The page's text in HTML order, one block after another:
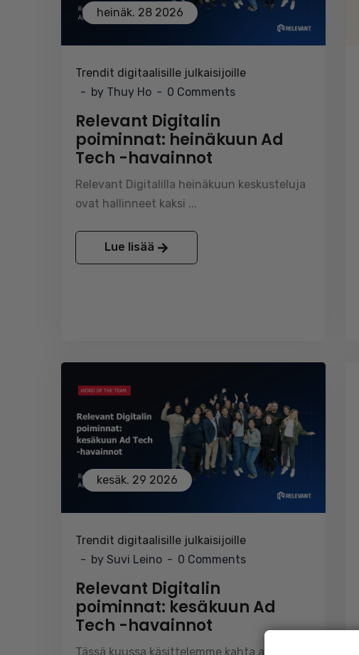
heinäk. 28 2026
Trendit digitaalisille julkaisijoille
by Thuy Ho
0 Comments
Relevant Digitalin
poiminnat: heinäkuun Ad
Tech -havainnot
Relevant Digitalilla heinäkuun keskusteluja
ovat hallinneet kaksi ...
Lue lisää
kesäk. 29 2026
Trendit digitaalisille julkaisijoille
by Suvi Leino
0 Comments
Relevant Digitalin
poiminnat: kesäkuun Ad
Tech -havainnot
Tässä kuussa käsittelemme kahta aihetta: